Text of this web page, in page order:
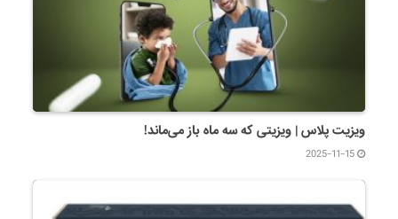
ویزیت پلاس | ویزیتی که سه ماه باز می‌ماند!
2025-11-15